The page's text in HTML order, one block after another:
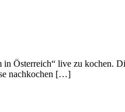
Österreich“ live zu kochen.
nachkochen […]